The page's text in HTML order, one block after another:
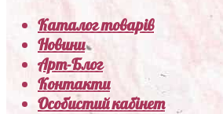
Каталог товарів
Новини
Арт-Блог
Контакти
Особистий кабінет